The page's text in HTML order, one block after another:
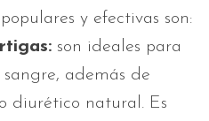
y efectivas son:
son ideales para
además de
diurético natural. Es